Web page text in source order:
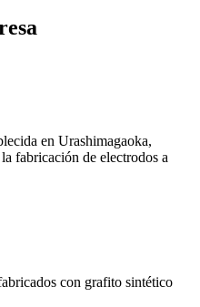
en Urashimagaoka,
fabricación de electrodos a
con grafito sintético